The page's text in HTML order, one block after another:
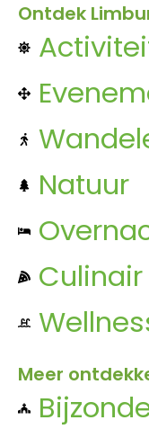
Ontdek
Natuur
Culinair
Meer